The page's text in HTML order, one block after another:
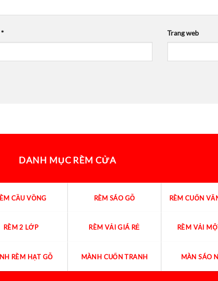
* Trang web
DANH MỤC RÈM CỬA
CẦU VỒNG RÈM SÁO GỖ RÈM CUỐN
RÈM 2 LỚP RÈM VẢI GIÁ RẺ RÈM VẢI
RÈM HẠT GỖ MÀNH CUỐN TRANH MÀN SÁO